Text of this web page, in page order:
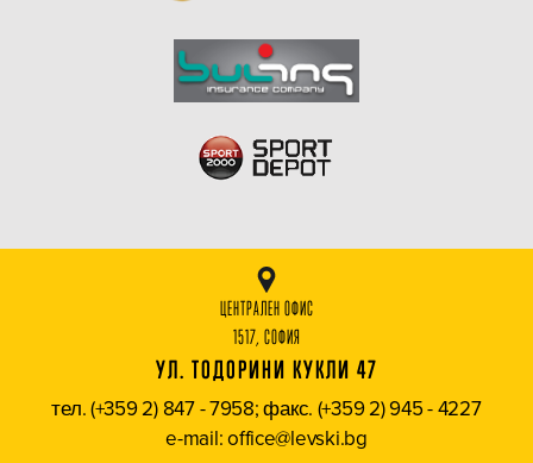
ЦЕНТРАЛЕН ОФИС
1517, СОФИЯ
УЛ. ТОДОРИНИ КУКЛИ 47
тел. (+359 2) 847 - 7958; факс. (+359 2) 945 - 4227
e-mail: office@levski.bg